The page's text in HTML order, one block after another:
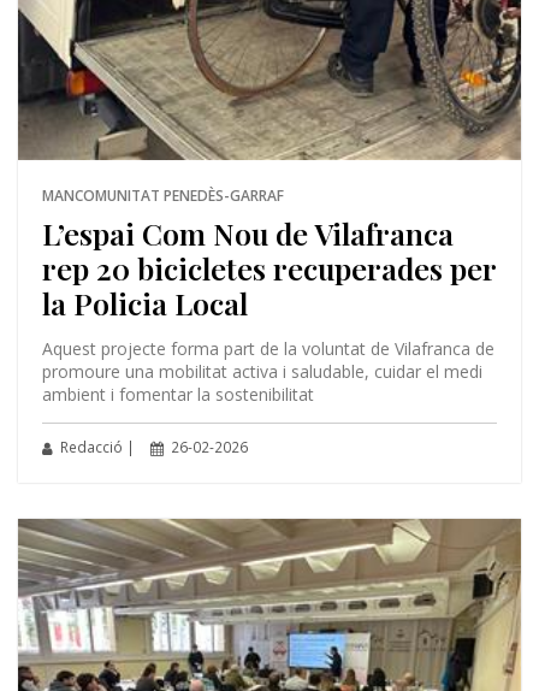
MANCOMUNITAT PENEDÈS-GARRAF
L’espai Com Nou de Vilafranca
rep 20 bicicletes recuperades per
la Policia Local
Aquest projecte forma part de la voluntat de Vilafranca de
promoure una mobilitat activa i saludable, cuidar el medi
ambient i fomentar la sostenibilitat
Redacció | 26-02-2026